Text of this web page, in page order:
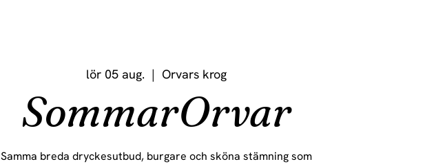
lör 05 aug.
  |
Orvars krog
SommarOrvar
Samma breda dryckesutbud, burgare och sköna stämning som